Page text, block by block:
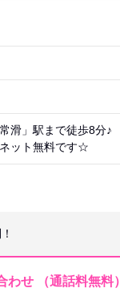
滑」駅まで徒歩8分♪
ット無料です☆
わせ （通話料無料）